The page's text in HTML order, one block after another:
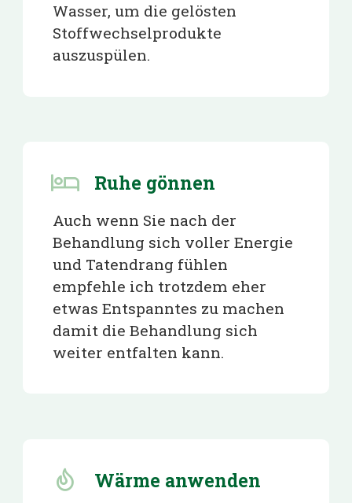
Wasser, um die gelösten
Stoffwechselprodukte
auszuspülen.
Ruhe gönnen
Auch wenn Sie nach der
Behandlung sich voller Energie
und Tatendrang fühlen
empfehle ich trotzdem eher
etwas Entspanntes zu machen
damit die Behandlung sich
weiter entfalten kann.
Wärme anwenden